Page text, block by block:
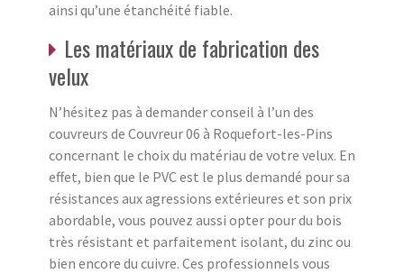
ainsi qu’une étanchéité fiable.
Les matériaux de fabrication des
velux
N’hésitez pas à demander conseil à l’un des
couvreurs de Couvreur 06 à Roquefort-les-Pins
concernant le choix du matériau de votre velux. En
effet, bien que le PVC est le plus demandé pour sa
résistances aux agressions extérieures et son prix
abordable, vous pouvez aussi opter pour du bois
très résistant et parfaitement isolant, du zinc ou
bien encore du cuivre. Ces professionnels vous